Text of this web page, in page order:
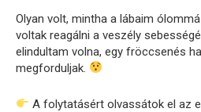
Olyan volt, mintha a lábaim
voltak reagálni a veszély
elindultam volna, egy fröccsenés
megforduljak.
A folytatásért olvassátok el az